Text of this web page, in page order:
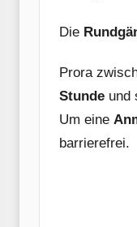
Die
Prora
Stunde und
Um eine
barrierefrei.